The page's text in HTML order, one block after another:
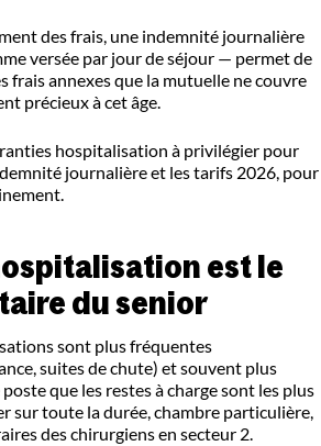
des frais, une indemnité journalière
versée par jour de séjour — permet de
frais annexes que la mutuelle ne couvre
précieux à cet âge.
hospitalisation à privilégier pour
journalière et les tarifs 2026, pour
est le
du senior
sont plus fréquentes
suites de chute) et souvent plus
que les restes à charge sont les plus
sur toute la durée, chambre particulière,
des chirurgiens en secteur 2.